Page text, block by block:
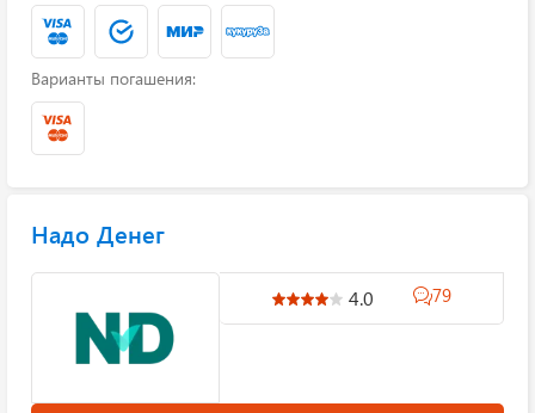
Варианты погашения:
Надо Денег
4.0 79